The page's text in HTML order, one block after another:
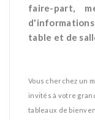
faire-part,
table et de
Vous cherchez un
invités à votre
tableaux de